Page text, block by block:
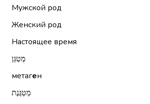
Мужской род
Женский род
Настоящее время
מְטַגֵּן
метаген
מְטַגֶּנֶת